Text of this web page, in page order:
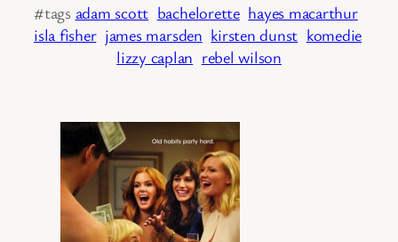
#tags adam scott bachelorette hayes macarthur
isla fisher james marsden kirsten dunst komedie
lizzy caplan rebel wilson